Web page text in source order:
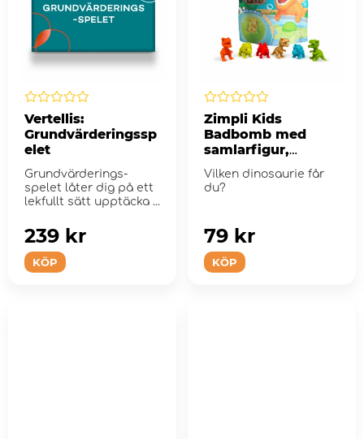
Vertellis:
Grundvärderingssp
elet
Grundvärderings-
spelet låter dig på ett
lekfullt sätt upptäcka ...
KÖP
239 kr
Zimpli Kids
Badbomb med
samlarfigur,
Vilken dinosaurie får
du?
KÖP
79 kr